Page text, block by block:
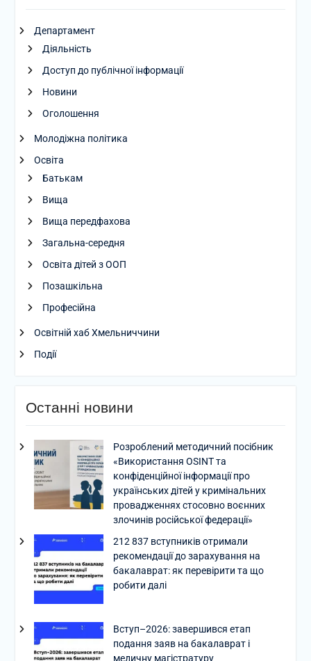
Департамент
Діяльність
Доступ до публічної інформації
Новини
Оголошення
Молодіжна політика
Освіта
Батькам
Вища
Вища передфахова
Загальна-середня
Освіта дітей з ООП
Позашкільна
Професійна
Освітній хаб Хмельниччини
Події
Останні новини
Розроблений методичний посібник
«Використання OSINT та
конфіденційної інформації про
українських дітей у кримінальних
провадженнях стосовно воєнних
злочинів російської федерації»
212 837 вступників отримали
рекомендації до зарахування на
бакалаврат: як перевірити та що
робити далі
Вступ–2026: завершився етап
подання заяв на бакалаврат і
медичну магістратуру